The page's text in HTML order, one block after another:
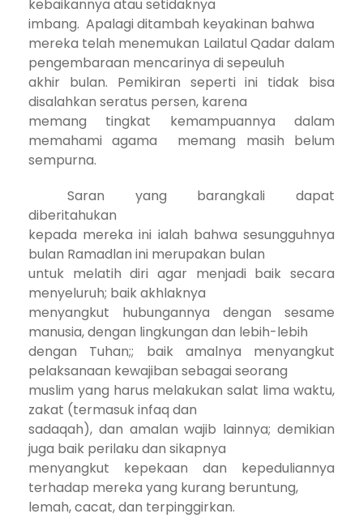
kebaikannya atau setidaknya
imbang. Apalagi ditambah keyakinan bahwa
mereka telah menemukan Lailatul Qadar dalam
pengembaraan mencarinya di sepeuluh
akhir bulan. Pemikiran seperti ini tidak bisa
disalahkan seratus persen, karena
memang tingkat kemampuannya dalam
memahami agama
memang masih belum
sempurna.
Saran yang barangkali dapat
diberitahukan
kepada mereka ini ialah bahwa sesungguhnya
bulan Ramadlan ini merupakan bulan
untuk melatih diri agar menjadi baik secara
menyeluruh; baik akhlaknya
menyangkut hubungannya dengan sesame
manusia, dengan lingkungan dan lebih-lebih
dengan Tuhan;; baik amalnya menyangkut
pelaksanaan kewajiban sebagai seorang
muslim yang harus melakukan salat lima waktu,
zakat (termasuk infaq dan
sadaqah), dan amalan wajib lainnya; demikian
juga baik perilaku dan sikapnya
menyangkut kepekaan dan kepeduliannya
terhadap mereka yang kurang beruntung,
lemah, cacat, dan terpinggirkan.